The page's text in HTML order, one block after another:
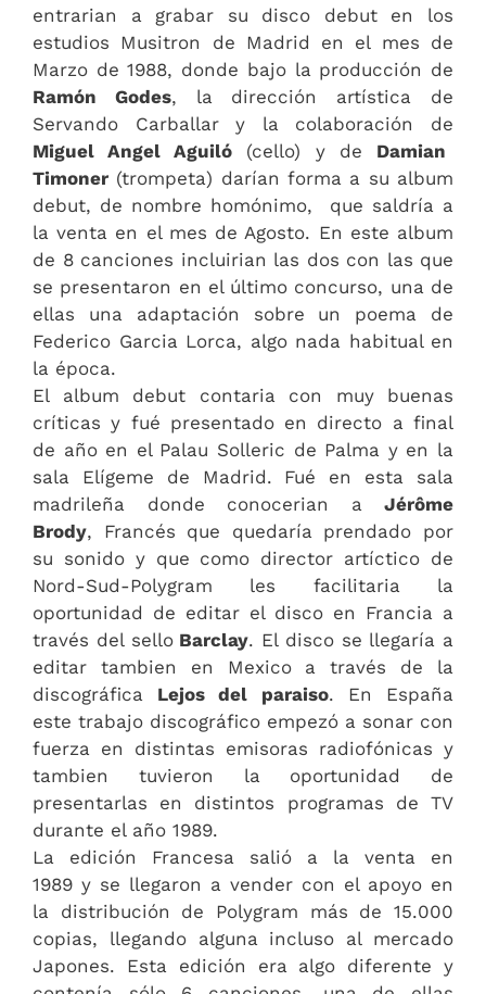
entrarian a grabar su disco debut en los
estudios Musitron de Madrid en el mes de
Marzo de 1988, donde bajo la producción de
Ramón Godes, la dirección artística de
Servando Carballar y la colaboración de
Miguel Angel Aguiló (cello) y de Damian
Timoner (trompeta) darían forma a su album
debut, de nombre homónimo, que saldría a
la venta en el mes de Agosto. En este album
de 8 canciones incluirian las dos con las que
se presentaron en el último concurso, una de
ellas una adaptación sobre un poema de
Federico Garcia Lorca, algo nada habitual en
la época.
El album debut contaria con muy buenas
críticas y fué presentado en directo a final
de año en el Palau Solleric de Palma y en la
sala Elígeme de Madrid. Fué en esta sala
madrileña donde conocerian a Jérôme
Brody, Francés que quedaría prendado por
su sonido y que como director artíctico de
Nord-Sud-Polygram les facilitaria la
oportunidad de editar el disco en Francia a
través del selloBarclay. El disco se llegaría a
editar tambien en Mexico a través de la
discográfica Lejos del paraiso. En España
este trabajo discográfico empezó a sonar con
fuerza en distintas emisoras radiofónicas y
tambien tuvieron la oportunidad de
presentarlas en distintos programas de TV
durante el año 1989.
La edición Francesa salió a la venta en
1989 y se llegaron a vender con el apoyo en
la distribución de Polygram más de 15.000
copias, llegando alguna incluso al mercado
Japones. Esta edición era algo diferente y